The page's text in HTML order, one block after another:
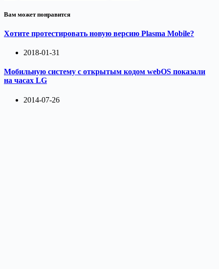
Вам может понравится
Хотите протестировать новую версию Plasma Mobile?
2018-01-31
Мобильную систему с открытым кодом webOS показали
на часах LG
2014-07-26